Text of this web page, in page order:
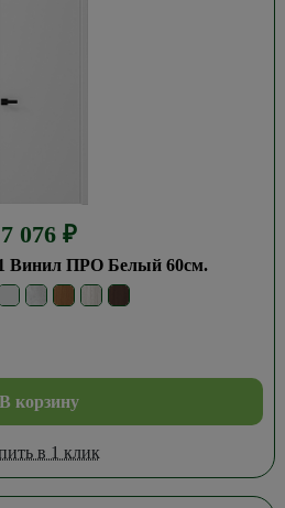
7 076 ₽
Винил ПРО Белый 60см.
В корзину
в 1 клик